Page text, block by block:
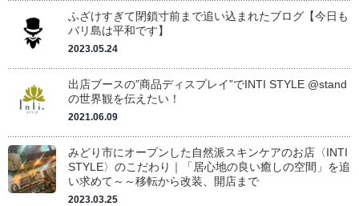
ふざけすぎて閉鎖寸前まで追い込まれたブログ【今日も
バリ島は平和です】
2023.05.24
出店ブースの”商品ディスプレイ”でINTI STYLE @stand
の世界観を伝えたい！
2021.06.09
みどり市にオープンした自然派スキンケアのお店〈INTI
STYLE〉のこだわり｜「居心地の良い癒しの空間」を追
い求めて～～移転から改装、開店まで
2023.03.25